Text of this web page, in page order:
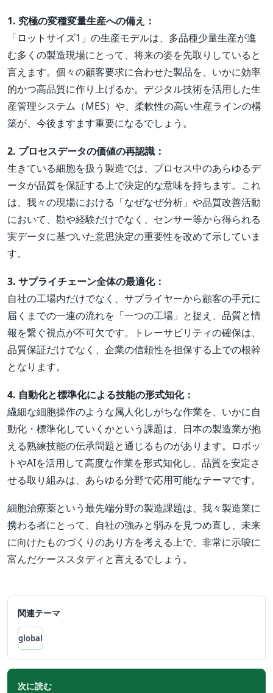
1. 究極の変種変量生産への備え：
「ロットサイズ1」の生産モデルは、多品種少量生産が進
む多くの製造現場にとって、将来の姿を先取りしていると
言えます。個々の顧客要求に合わせた製品を、いかに効率
的かつ高品質に作り上げるか。デジタル技術を活用した生
産管理システム（MES）や、柔軟性の高い生産ラインの構
築が、今後ますます重要になるでしょう。
2. プロセスデータの価値の再認識：
生きている細胞を扱う製造では、プロセス中のあらゆるデ
ータが品質を保証する上で決定的な意味を持ちます。これ
は、我々の現場における「なぜなぜ分析」や品質改善活動
において、勘や経験だけでなく、センサー等から得られる
実データに基づいた意思決定の重要性を改めて示していま
す。
3. サプライチェーン全体の最適化：
自社の工場内だけでなく、サプライヤーから顧客の手元に
届くまでの一連の流れを「一つの工場」と捉え、品質と情
報を繋ぐ視点が不可欠です。トレーサビリティの確保は、
品質保証だけでなく、企業の信頼性を担保する上での根幹
となります。
4. 自動化と標準化による技能の形式知化：
繊細な細胞操作のような属人化しがちな作業を、いかに自
動化・標準化していくかという課題は、日本の製造業が抱
える熟練技能の伝承問題と通じるものがあります。ロボッ
トやAIを活用して高度な作業を形式知化し、品質を安定さ
せる取り組みは、あらゆる分野で応用可能なテーマです。
細胞治療薬という最先端分野の製造課題は、我々製造業に
携わる者にとって、自社の強みと弱みを見つめ直し、未来
に向けたものづくりのあり方を考える上で、非常に示唆に
富んだケーススタディと言えるでしょう。
関連テーマ
global
次に読む